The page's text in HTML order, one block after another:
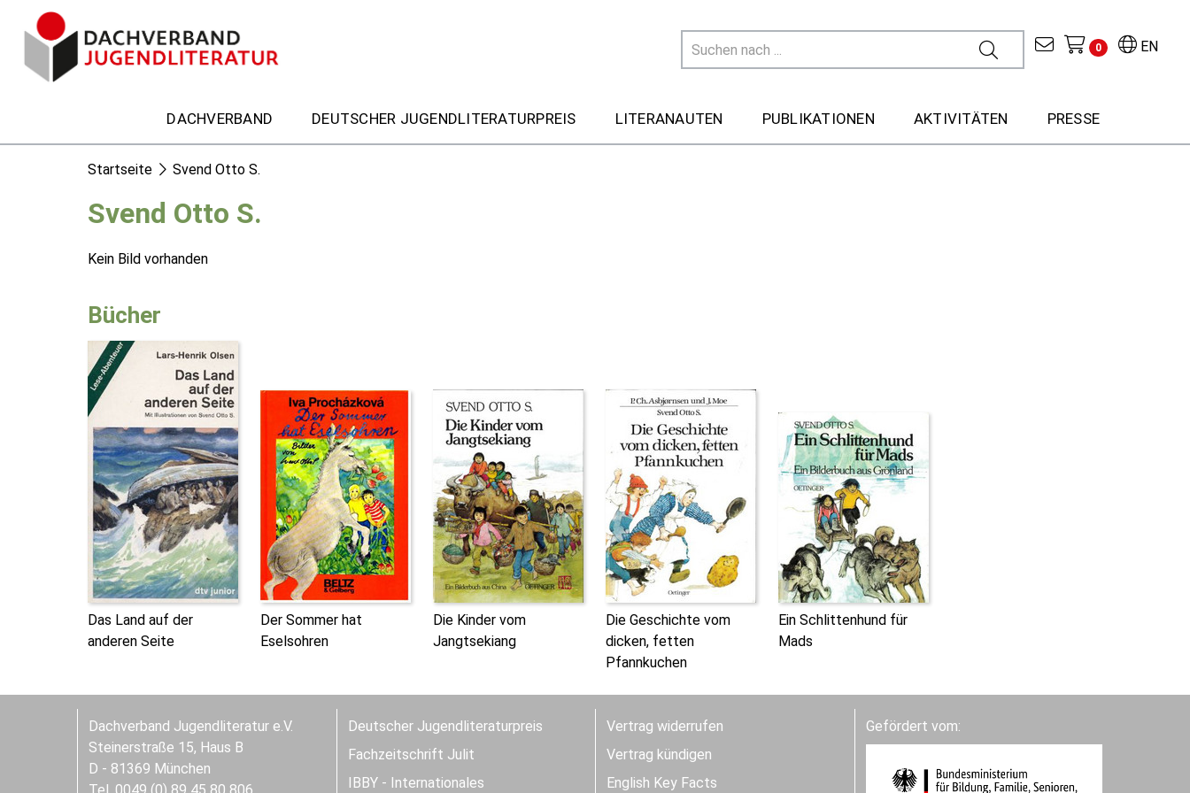
EN
0
DACHVERBAND DEUTSCHER JUGENDLITERATURPREIS LITERANAUTEN PUBLIKATIONEN AKTIVITÄTEN PRESSE
Startseite Svend Otto S.
Svend Otto S.
Kein Bild vorhanden
Bücher
Das Land auf der
anderen Seite
Der Sommer hat
Eselsohren
Die Kinder vom
Jangtsekiang
Die Geschichte vom
dicken, fetten
Pfannkuchen
Ein Schlittenhund für
Mads
Dachverband Jugendliteratur e.V.
Steinerstraße 15, Haus B
D - 81369 München
Deutscher Jugendliteraturpreis
Fachzeitschrift Julit
IBBY - Internationales
Vertrag widerrufen
Vertrag kündigen
English Key Facts
Gefördert vom: